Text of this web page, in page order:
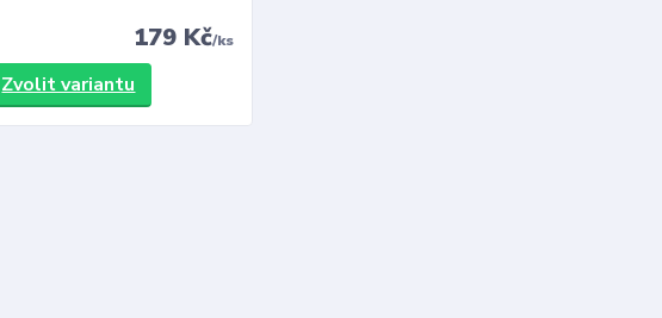
179 Kč/ks
Zvolit variantu